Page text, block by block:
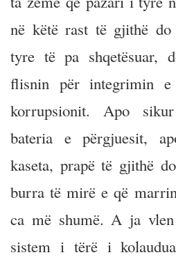
në këtë rast të gjithë do
tyre të pa shqetësuar,
flisnin për integrimin
korrupsionit. Apo
bateria e përgjuesit,
kaseta, prapë të gjithë
burra të mirë e që
ca më shumë. A ja
sistem i tërë i